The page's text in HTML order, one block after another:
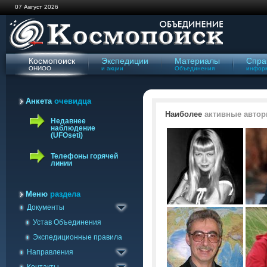
07 Август 2026
Космопоиск
ОНИОО
Экспедиции
и акции
Материалы
Объединения
Анкетаочевидца
Недавнее
наблюдение
(UFOseti)
Телефоны горячей
линии
Меню раздела
Документы
Устав Объединения
Экспедиционные правила
Направления
Геологическое
Изучения полтергейста
Криптобиологическое
Уфологическое
Отправить сообщение
Связь с группами
Ваши наблюдения
Наблюдения УФОсети
Наиболее активные